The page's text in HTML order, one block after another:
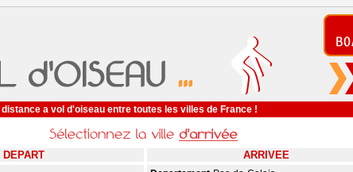
a vol d'oiseau entre toutes les villes de France !
DEPART ARRIVEE